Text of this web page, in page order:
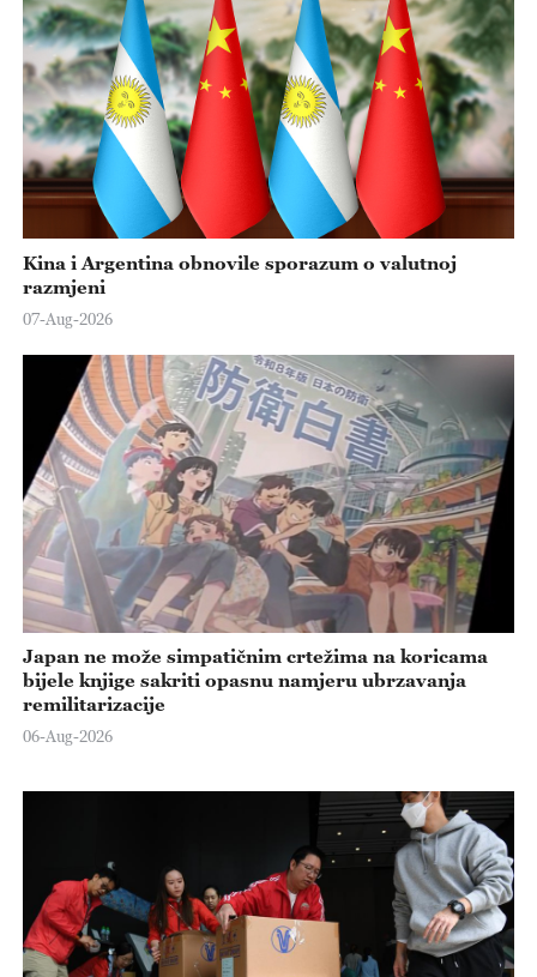
Kina i Argentina obnovile sporazum o valutnoj
razmjeni
07-Aug-2026
Japan ne može simpatičnim crtežima na koricama
bijele knjige sakriti opasnu namjeru ubrzavanja
remilitarizacije
06-Aug-2026